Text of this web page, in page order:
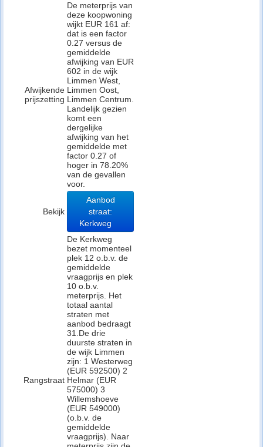
Afwijkende
prijszetting
De meterprijs van
deze koopwoning
wijkt EUR 161 af:
dat is een factor
0.27 versus de
gemiddelde
afwijking van EUR
602 in de wijk
Limmen West,
Limmen Oost,
Limmen Centrum.
Landelijk gezien
komt een
dergelijke
afwijking van het
gemiddelde met
factor 0.27 of
hoger in 78.20%
van de gevallen
voor.
Bekijk
Aanbod
straat:
Kerkweg
Rangstraat
De Kerkweg
bezet momenteel
plek 12 o.b.v. de
gemiddelde
vraagprijs en plek
10 o.b.v.
meterprijs. Het
totaal aantal
straten met
aanbod bedraagt
31.De drie
duurste straten in
de wijk Limmen
zijn: 1 Westerweg
(EUR 592500) 2
Helmar (EUR
575000) 3
Willemshoeve
(EUR 549000)
(o.b.v. de
gemiddelde
vraagprijs). Naar